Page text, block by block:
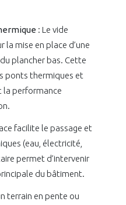
: Le vide
la mise en place d’une
plancher bas. Cette
ponts thermiques et
la performance
facilite le passage et
(eau, électricité,
permet d’intervenir
du bâtiment.
terrain en pente ou